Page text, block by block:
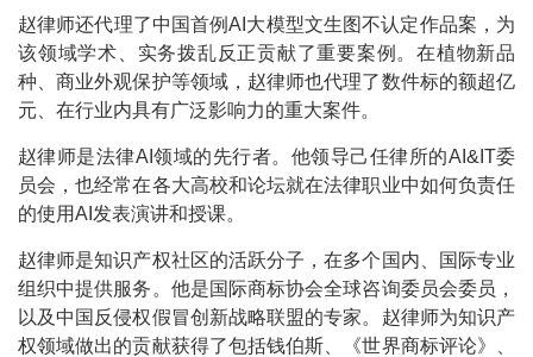
赵律师还代理了中国首例AI大模型文生图不认定作品案，为
该领域学术、实务拨乱反正贡献了重要案例。在植物新品
种、商业外观保护等领域，赵律师也代理了数件标的额超亿
元、在行业内具有广泛影响力的重大案件。
赵律师是法律AI领域的先行者。他领导己任律所的AI&IT委
员会，也经常在各大高校和论坛就在法律职业中如何负责任
的使用AI发表演讲和授课。
赵律师是知识产权社区的活跃分子，在多个国内、国际专业
组织中提供服务。他是国际商标协会全球咨询委员会委员，
以及中国反侵权假冒创新战略联盟的专家。赵律师为知识产
权领域做出的贡献获得了包括钱伯斯、《世界商标评论》、